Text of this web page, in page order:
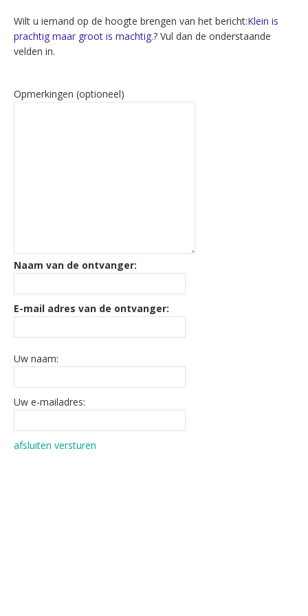
Wilt u iemand op de hoogte brengen van het bericht:Klein is
prachtig maar groot is machtig.? Vul dan de onderstaande
velden in.
Opmerkingen (optioneel)
Naam van de ontvanger:
E-mail adres van de ontvanger:
Uw naam:
Uw e-mailadres:
afsluiten versturen